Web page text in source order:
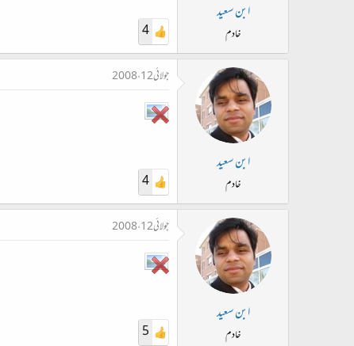
ابن سعید
خادم 4
ابن سعید
خادم
جولائی 12، 2008
4
ابن سعید
خادم
جولائی 12، 2008
5